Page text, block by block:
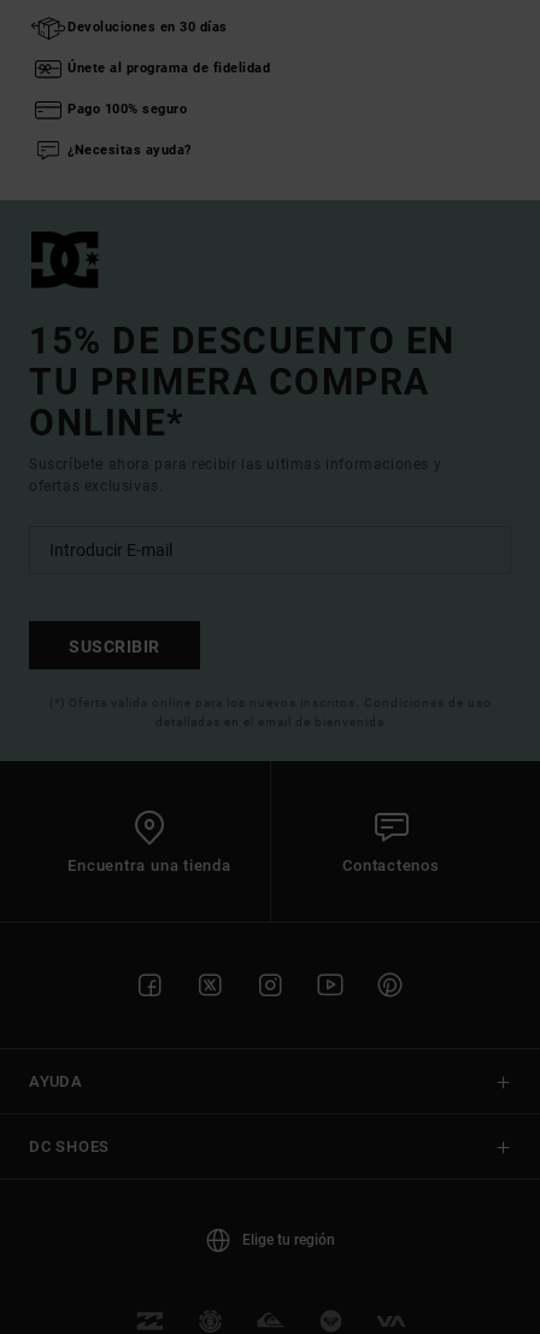
Devoluciones en 30 días
Únete al programa de fidelidad
Pago 100% seguro
¿Necesitas ayuda?
15% DE DESCUENTO EN
TU PRIMERA COMPRA
ONLINE*
Suscríbete ahora para recibir las ultimas informaciones y
ofertas exclusivas.
SUSCRIBIR
(*) Oferta valida online para los nuevos inscritos. Condiciones de uso
detalladas en el email de bienvenida
Encuentra una tienda Contactenos
AYUDA
DC SHOES
Elige tu región